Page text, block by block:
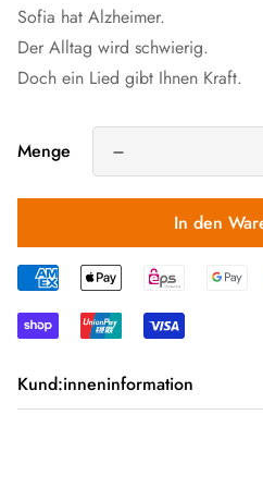
Sofia hat Alzheimer.
Der Alltag wird schwierig.
Doch ein Lied gibt Ihnen Kraft.
Menge
In den
Kund:inneninformation